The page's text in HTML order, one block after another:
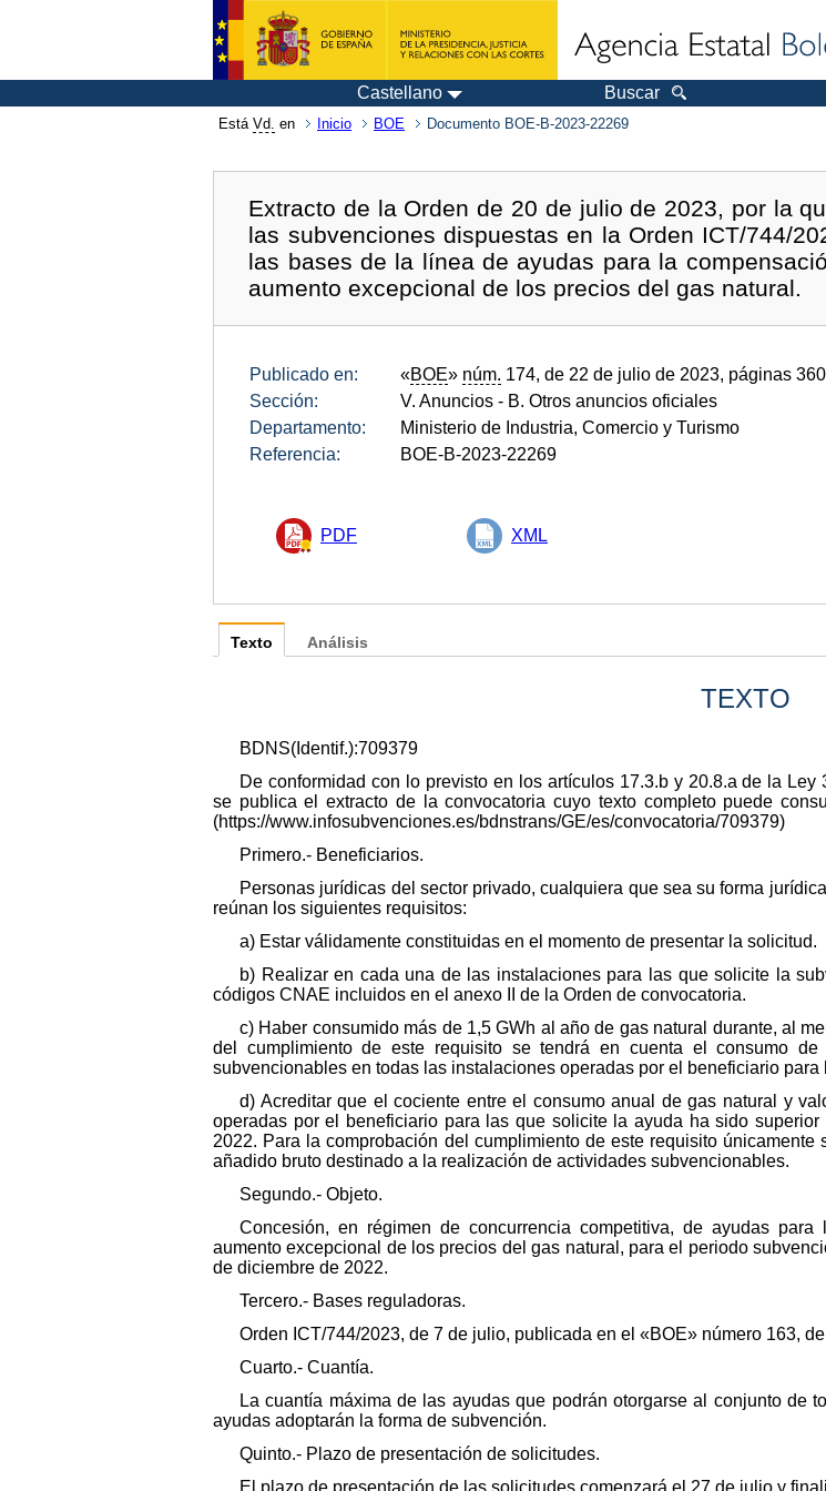
Castellano Buscar
Está Vd. en Inicio BOE Documento BOE-B-2023-22269
Extracto de la Orden de 20 de julio de 2023, por la
las subvenciones dispuestas en la Orden ICT/744/
las bases de la línea de ayudas para la
aumento excepcional de los precios del gas natural.
Publicado en: «BOE» núm. 174, de 22 de julio de 2023, páginas
Sección:
V. Anuncios - B. Otros anuncios oficiales
Departamento:
Ministerio de Industria, Comercio y Turismo
Referencia:
BOE-B-2023-22269
PDF XML
Texto
TEXTO
BDNS(Identif.):709379
De conformidad con lo previsto en los artículos 17.3.b y 20.8.a de la
se publica el extracto de la convocatoria cuyo texto completo puede
(https://www.infosubvenciones.es/bdnstrans/GE/es/convocatoria/709379)
Primero.- Beneficiarios.
Personas jurídicas del sector privado, cualquiera que sea su forma
reúnan los siguientes requisitos:
a) Estar válidamente constituidas en el momento de presentar la solicitud.
b) Realizar en cada una de las instalaciones para las que solicite la
códigos CNAE incluidos en el anexo II de la Orden de convocatoria.
c) Haber consumido más de 1,5 GWh al año de gas natural durante, al
del cumplimiento de este requisito se tendrá en cuenta el consumo
subvencionables en todas las instalaciones operadas por el beneficiario
d) Acreditar que el cociente entre el consumo anual de gas natural y
operadas por el beneficiario para las que solicite la ayuda ha sido
2022. Para la comprobación del cumplimiento de este requisito
añadido bruto destinado a la realización de actividades subvencionables.
Segundo.- Objeto.
Concesión, en régimen de concurrencia competitiva, de ayudas
aumento excepcional de los precios del gas natural, para el periodo
de diciembre de 2022.
Tercero.- Bases reguladoras.
Orden ICT/744/2023, de 7 de julio, publicada en el «BOE» número 163,
Cuarto.- Cuantía.
La cuantía máxima de las ayudas que podrán otorgarse al conjunto de
ayudas adoptarán la forma de subvención.
Quinto.- Plazo de presentación de solicitudes.
El plazo de presentación de las solicitudes comenzará el 27 de julio y
Análisis